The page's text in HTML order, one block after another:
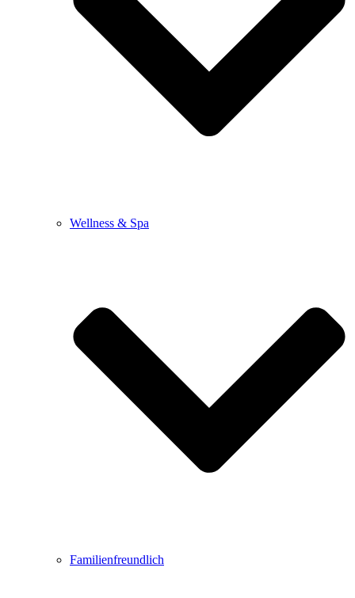
Wellness & Spa
Familienfreundlich